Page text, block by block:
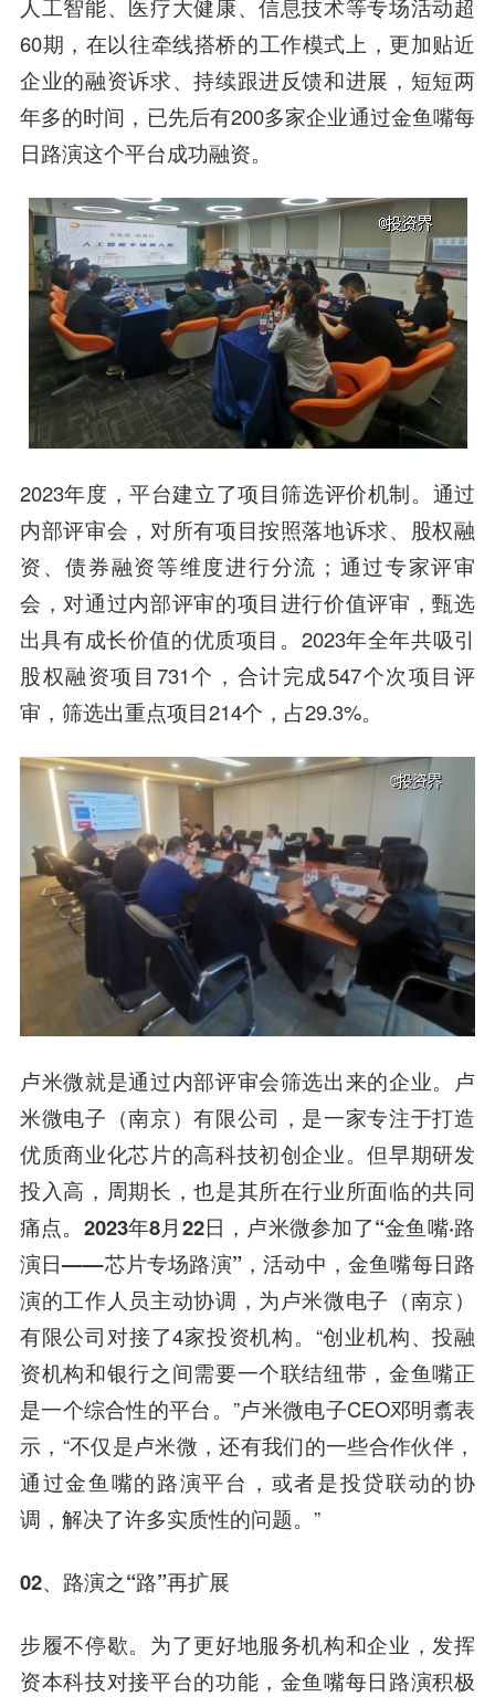
人工智能、医疗大健康、信息技术等专场活动超
60期，在以往牵线搭桥的工作模式上，更加贴近
企业的融资诉求、持续跟进反馈和进展，短短两
年多的时间，已先后有200多家企业通过金鱼嘴每
日路演这个平台成功融资。
2023年度，平台建立了项目筛选评价机制。通过
内部评审会，对所有项目按照落地诉求、股权融
资、债券融资等维度进行分流；通过专家评审
会，对通过内部评审的项目进行价值评审，甄选
出具有成长价值的优质项目。2023年全年共吸引
股权融资项目731个，合计完成547个次项目评
审，筛选出重点项目214个，占29.3%。
卢米微就是通过内部评审会筛选出来的企业。卢
米微电子（南京）有限公司，是一家专注于打造
优质商业化芯片的高科技初创企业。但早期研发
投入高，周期长，也是其所在行业所面临的共同
痛点。 2023年8月22日 ，卢米微参加了“金鱼嘴·路
演日——芯片专场路演”，活动中，金鱼嘴每日路
演的工作人员主动协调，为卢米微电子（南京）
有限公司对接了4家投资机构。“创业机构、投融
资机构和银行之间需要一个联结纽带，金鱼嘴正
是一个综合性的平台。”卢米微电子CEO邓明翥表
示，“不仅是卢米微，还有我们的一些合作伙伴，
通过金鱼嘴的路演平台，或者是投贷联动的协
调，解决了许多实质性的问题。”
02、路演之“路”再扩展
步履不停歇。 为了更好地服务机构和企业，发挥
资本科技对接平台的功能，金鱼嘴每日路演积极